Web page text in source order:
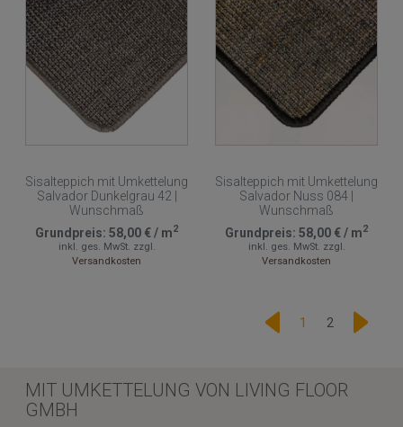
Sisalteppich mit Umkettelung
Salvador Dunkelgrau 42 |
Wunschmaß
Grundpreis: 58,00 €/ m2
inkl. ges. MwSt. zzgl.
Versandkosten
Sisalteppich mit Umkettelung
Salvador Nuss 084 |
Wunschmaß
Grundpreis: 58,00 €/ m2
inkl. ges. MwSt. zzgl.
Versandkosten
1 2
MIT UMKETTELUNG VON LIVING FLOOR
GMBH